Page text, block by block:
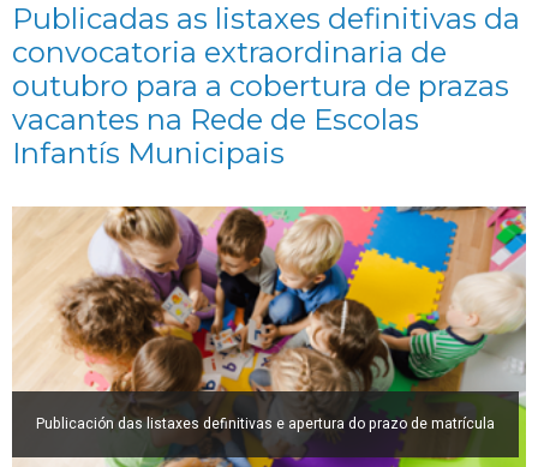
Publicadas as listaxes definitivas da
convocatoria extraordinaria de
outubro para a cobertura de prazas
vacantes na Rede de Escolas
Infantís Municipais
Publicación das listaxes definitivas e apertura do prazo de matrícula